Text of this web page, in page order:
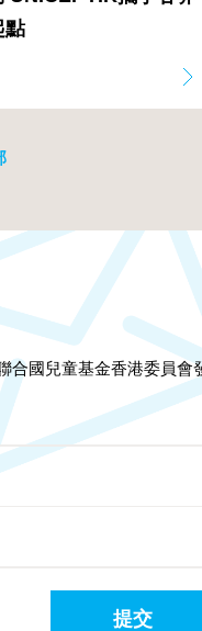
點
合國兒童基金香港委員會
提交